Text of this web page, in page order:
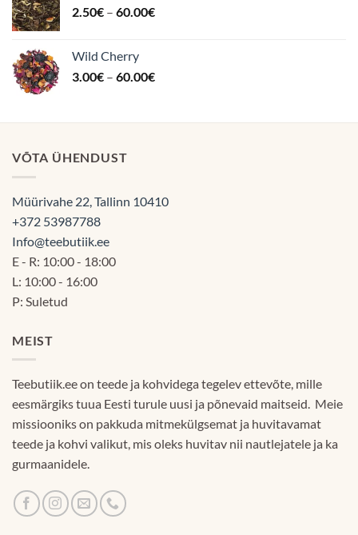
2.50€ – 60.00€Hinnavahemik:
Wild Cherry
3.00€ – 60.00€Hinnavahemik:
60.00€
VÕTA ÜHENDUST
Müürivahe 22, Tallinn 10410
+372 53987788
Info@teebutiik.ee
E - R: 10:00 - 18:00
L: 10:00 - 16:00
P: Suletud
MEIST
Teebutiik.ee on teede ja kohvidega tegelev ettevõte, mille
eesmärgiks tuua Eesti turule uusi ja põnevaid maitseid. Meie
missiooniks on pakkuda mitmekülgsemat ja huvitavamat
teede ja kohvi valikut, mis oleks huvitav nii nautlejatele ja ka
gurmaanidele.